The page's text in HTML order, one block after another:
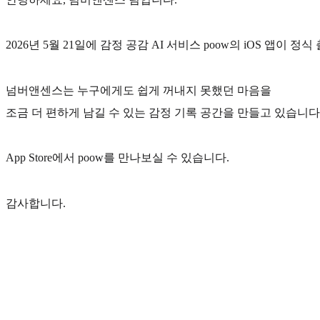
2026년 5월 21일에 감정 공감 AI 서비스 poow의 iOS 앱이 정식
넘버앤센스는 누구에게도 쉽게 꺼내지 못했던 마음을
조금 더 편하게 남길 수 있는 감정 기록 공간을 만들고 있습니
App Store에서 poow를 만나보실 수 있습니다.
감사합니다.